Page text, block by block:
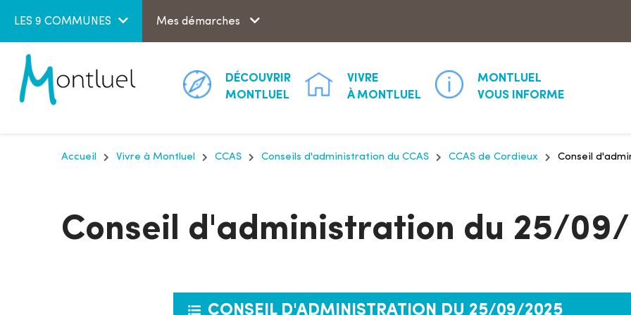
LES 9 COMMUNES Mes démarches
DÉCOUVRIR
MONTLUEL
VIVRE
À MONTLUEL
MONTLUEL
VOUS INFORME
Accueil Vivre à Montluel CCAS Conseils d'administration du CCAS CCAS de Cordieux Conseil
Conseil d'administration du 25/
CONSEIL D'ADMINISTRATION DU 25/09/2025